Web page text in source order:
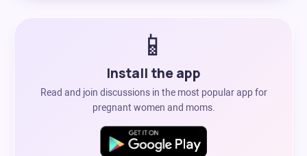
📱
Install the app
Read and join discussions in the most popular app for
pregnant women and moms.